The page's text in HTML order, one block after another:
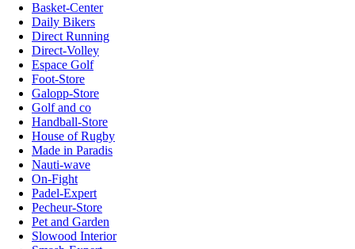
Basket-Center
Daily Bikers
Direct Running
Direct-Volley
Espace Golf
Foot-Store
Galopp-Store
Golf and co
Handball-Store
House of Rugby
Made in Paradis
Nauti-wave
On-Fight
Padel-Expert
Pecheur-Store
Pet and Garden
Slowood Interior